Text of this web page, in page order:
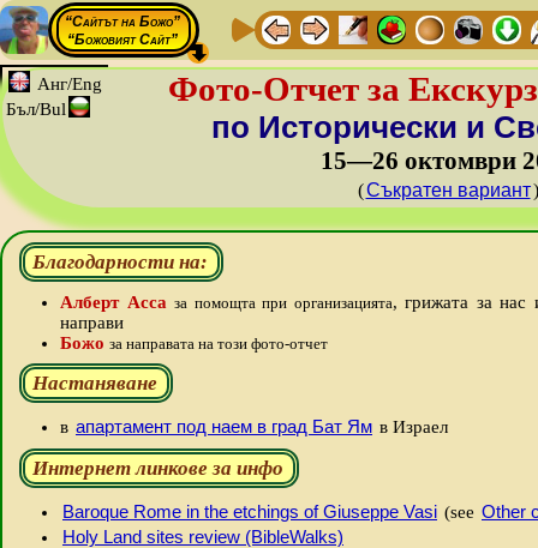
“Сайтът на Божо”
“Божовият Сайт”
Анг/Eng
Бъл/Bul
Фото-Отчет за
по Исторически и
15—26 октомври
(Съкратен вариант)
Благодарности на:
Алберт Асса за помощта при организацията, грижата за нас
направи
Божо за направата на този фото-отчет
Настаняване
в апартамент под наем в град Бат Ям в Израел
Интернет линкове за инфо
Baroque Rome in the etchings of Giuseppe Vasi (see Other
Holy Land sites review (BibleWalks)